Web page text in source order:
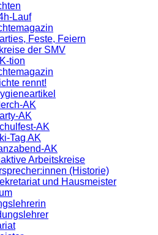
Lauf
Feste, Feiern
der SMV
tion
rennt!
AK
AK
AK
Tag AK
AK
Arbeitskreise
(Historie)
und Hausmeister